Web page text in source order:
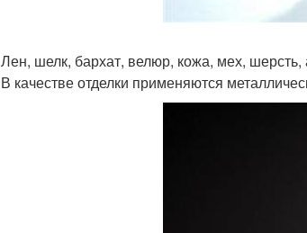
Лен, шелк, бархат, велюр, кожа, мех,
В качестве отделки применяются